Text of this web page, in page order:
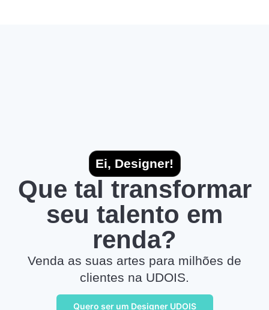
Ei, Designer!
Que tal transformar
seu talento em
renda?
Venda as suas artes para milhões de
clientes na UDOIS.
Quero ser um Designer UDOIS